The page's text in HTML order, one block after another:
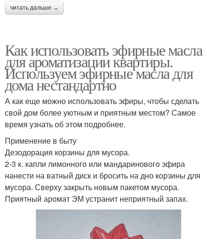
читать дальше →
Как использовать эфирные масла
для ароматизации квартиры.
Используем эфирные масла для
дома нестандартно
А как еще можно использовать эфиры, чтобы сделать
свой дом более уютным и приятным местом? Самое
время узнать об этом подробнее.
Применение в быту
Дезодорация корзины для мусора.
2-3 к. капли лимонного или мандаринового эфира
нанести на ватный диск и бросить на дно корзины для
мусора. Сверху закрыть новым пакетом мусора.
Приятный аромат ЭМ устранит неприятный запах.